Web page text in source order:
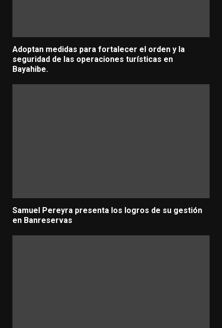
Adoptan medidas para fortalecer el orden y la
seguridad de las operaciones turísticas en
Bayahibe.
Samuel Pereyra presenta los logros de su gestión
en Banreservas